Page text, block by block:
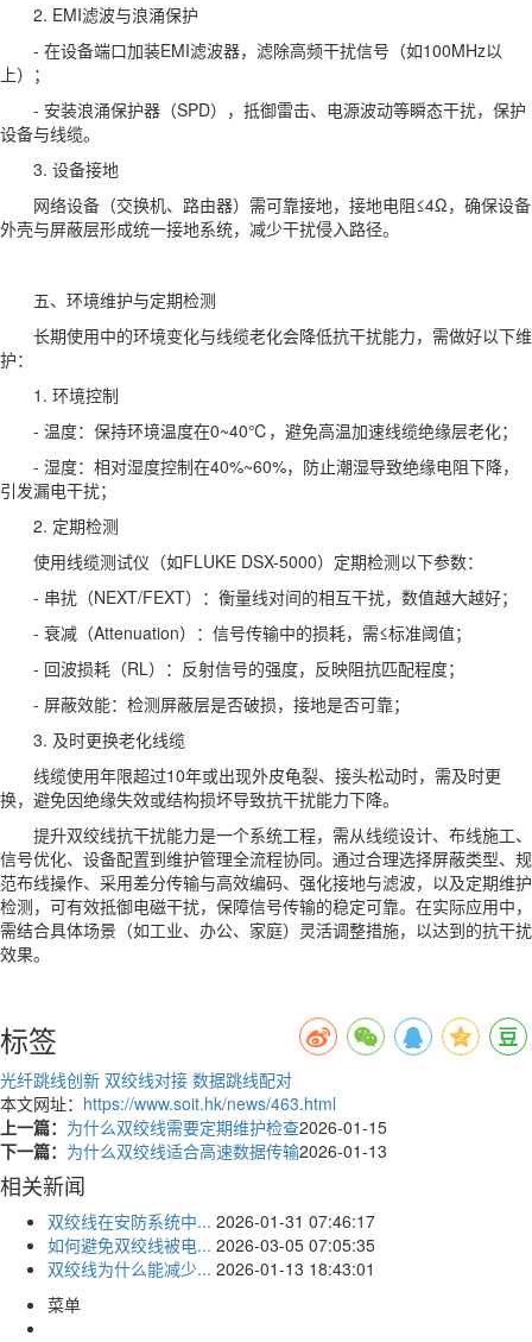
2. EMI滤波与浪涌保护
- 在设备端口加装EMI滤波器，滤除高频干扰信号（如100MHz以
上）；
- 安装浪涌保护器（SPD），抵御雷击、电源波动等瞬态干扰，保护
设备与线缆。
3. 设备接地
网络设备（交换机、路由器）需可靠接地，接地电阻≤4Ω，确保设备
外壳与屏蔽层形成统一接地系统，减少干扰侵入路径。
五、环境维护与定期检测
长期使用中的环境变化与线缆老化会降低抗干扰能力，需做好以下维
护：
1. 环境控制
- 温度：保持环境温度在0~40℃，避免高温加速线缆绝缘层老化；
- 湿度：相对湿度控制在40%~60%，防止潮湿导致绝缘电阻下降，
引发漏电干扰；
2. 定期检测
使用线缆测试仪（如FLUKE DSX-5000）定期检测以下参数：
- 串扰（NEXT/FEXT）：衡量线对间的相互干扰，数值越大越好；
- 衰减（Attenuation）：信号传输中的损耗，需≤标准阈值；
- 回波损耗（RL）：反射信号的强度，反映阻抗匹配程度；
- 屏蔽效能：检测屏蔽层是否破损，接地是否可靠；
3. 及时更换老化线缆
线缆使用年限超过10年或出现外皮龟裂、接头松动时，需及时更
换，避免因绝缘失效或结构损坏导致抗干扰能力下降。
提升双绞线抗干扰能力是一个系统工程，需从线缆设计、布线施工、
信号优化、设备配置到维护管理全流程协同。通过合理选择屏蔽类型、规
范布线操作、采用差分传输与高效编码、强化接地与滤波，以及定期维护
检测，可有效抵御电磁干扰，保障信号传输的稳定可靠。在实际应用中，
需结合具体场景（如工业、办公、家庭）灵活调整措施，以达到的抗干扰
效果。
标签
光纤跳线创新 双绞线对接 数据跳线配对
本文网址： https://www.soit.hk/news/463.html
上一篇： 为什么双绞线需要定期维护检查2026-01-15
下一篇： 为什么双绞线适合高速数据传输2026-01-13
相关新闻
双绞线在安防系统中... 2026-01-31 07:46:17
如何避免双绞线被电... 2026-03-05 07:05:35
双绞线为什么能减少... 2026-01-13 18:43:01
菜单